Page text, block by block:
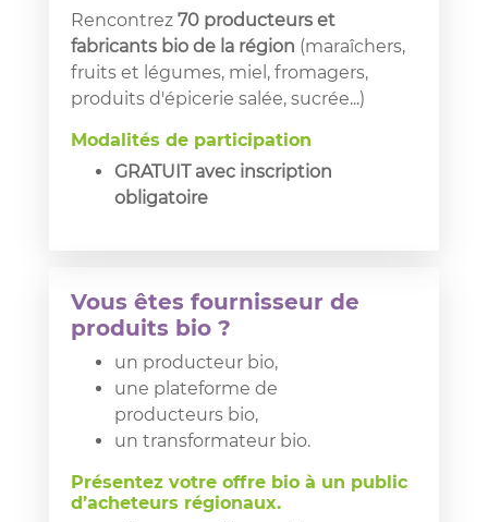
Rencontrez 70 producteurs et
fabricants bio de la région (maraîchers,
fruits et légumes, miel, fromagers,
produits d'épicerie salée, sucrée...)
Modalités de participation
GRATUIT avec inscription
obligatoire
Vous êtes fournisseur de
produits bio ?
un producteur bio,
une plateforme de
producteurs bio,
un transformateur bio.
Présentez votre offre bio à un public
d’acheteurs régionaux.